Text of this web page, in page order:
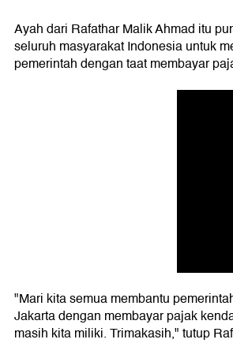
Ayah dari Rafathar Malik Ahmad itu
seluruh masyarakat Indonesia untuk
pemerintah dengan taat membayar
"Mari kita semua membantu
Jakarta dengan membayar pajak
masih kita miliki. Trimakasih," tutup